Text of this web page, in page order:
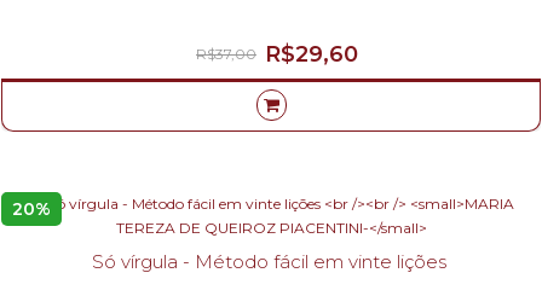
R$29,60
R$37,00
20%
Só vírgula - Método fácil em vinte lições